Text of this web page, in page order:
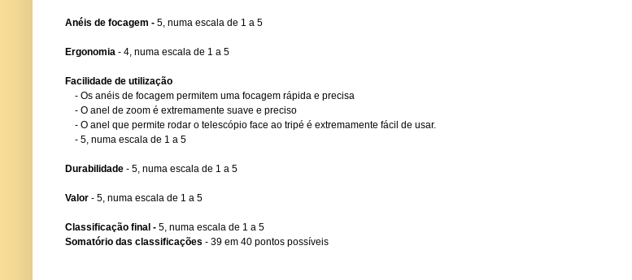
Anéis de focagem - 5, numa escala de 1 a 5
Ergonomia - 4, numa escala de 1 a 5
Facilidade de utilização
- Os anéis de focagem permitem uma focagem rápida e precisa
- O anel de zoom é extremamente suave e preciso
- O anel que permite rodar o telescópio face ao tripé é extremamente fácil de usar.
- 5, numa escala de 1 a 5
Durabilidade - 5, numa escala de 1 a 5
Valor - 5, numa escala de 1 a 5
Classificação final - 5, numa escala de 1 a 5
Somatório das classificações - 39 em 40 pontos possíveis